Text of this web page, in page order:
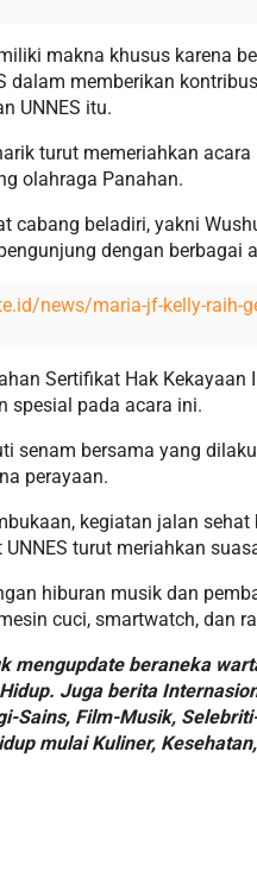
makna khusus karena
dalam memberikan
UNNES itu.
turut memeriahkan
olahraga Panahan.
cabang beladiri, yakni
dengan berbagai
news/maria-jf-kelly-raih-
Sertifikat Hak Kekayaan
spesial pada acara ini.
senam bersama yang
perayaan.
kegiatan jalan
turut meriahkan
hiburan musik dan
cuci, smartwatch, dan
mengupdate beraneka
Juga berita
Sains, Film-Musik,
mulai Kuliner,